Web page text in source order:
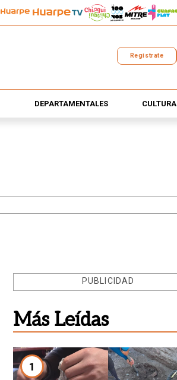
Registrate
DEPARTAMENTALES CULTURA
PUBLICIDAD
Más Leídas
1